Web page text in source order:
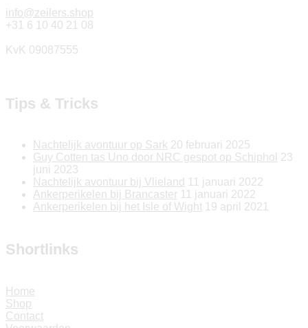
info@zeilers.shop
+31 6 10 40 21 08
KvK 09087555
Tips & Tricks
Nachtelijk avontuur op Sark 20 februari 2025
Guy Cotten tas Uno door NRC gespot op Schiphol 23
juni 2023
Nachtelijk avontuur bij Vlieland 11 januari 2022
Ankerperikelen bij Brancaster 11 januari 2022
Ankerperikelen bij het Isle of Wight 19 april 2021
Shortlinks
Home
Shop
Contact